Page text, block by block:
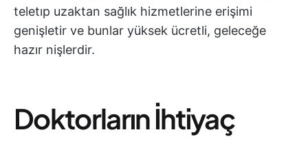
teletıp uzaktan sağlık hizmetlerine erişimi
genişletir ve bunlar yüksek ücretli, geleceğe
hazır nişlerdir.
Doktorların İhtiyaç